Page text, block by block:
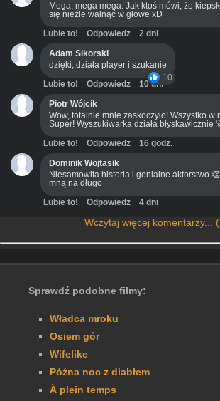
Mega, mega mega. Jak ktoś mówi, że
się nieźle walnąć w głowe xD
Lubie to! Odpowiedz
2 dni
Adam Sikorski
dzięki, działa player i szukanie
10
Lubie to! Odpowiedz
10 dni
Piotr Wójcik
Wow, totalnie mnie zaskoczyło! Wszystko
Super! Wyszukiwarka działa błyskawicznie
Lubie to! Odpowiedz
16 godz.
Dominik Wojtasik
Niesamowita historia i genialne aktorstwo
mną na długo
Lubie to! Odpowiedz 4 dni
Wczytaj więcej komentarzy...
Sprawdź podobne filmy:
Władca mroku
Osiem gór
Wifelike
Późna noc z diabłem
À plein temps